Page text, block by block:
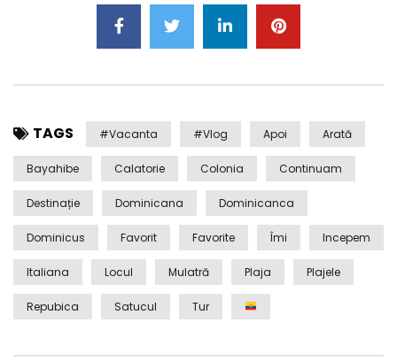
TAGS #Vacanta #Vlog Apoi Arată
Bayahibe Calatorie Colonia Continuam
Destinație Dominicana Dominicanca
Dominicus Favorit Favorite Îmi Incepem
Italiana Locul Mulatră Plaja Plajele
Repubica Satucul Tur